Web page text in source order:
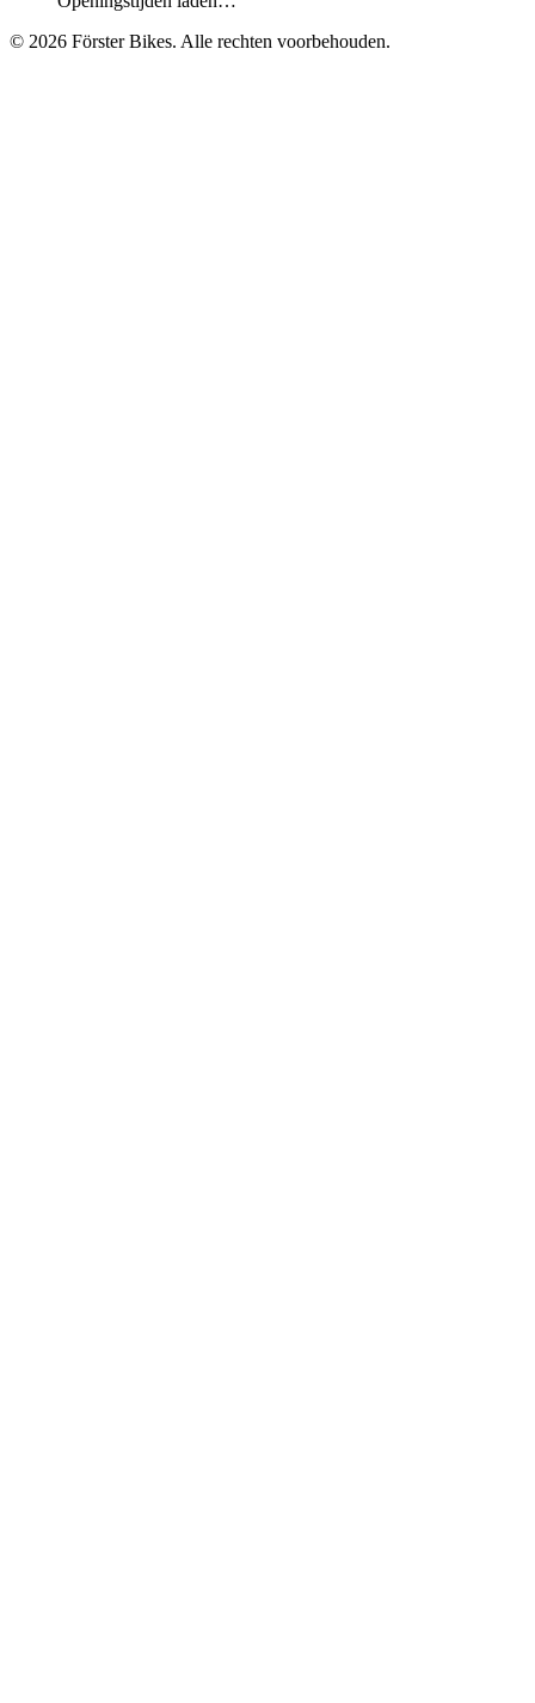
© 2026 Förster Bikes. Alle rechten voorbehouden.